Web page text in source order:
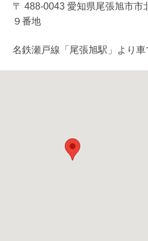
〒 488-0043 愛知県尾張旭市市
９番地
名鉄瀬戸線「尾張旭駅」より車